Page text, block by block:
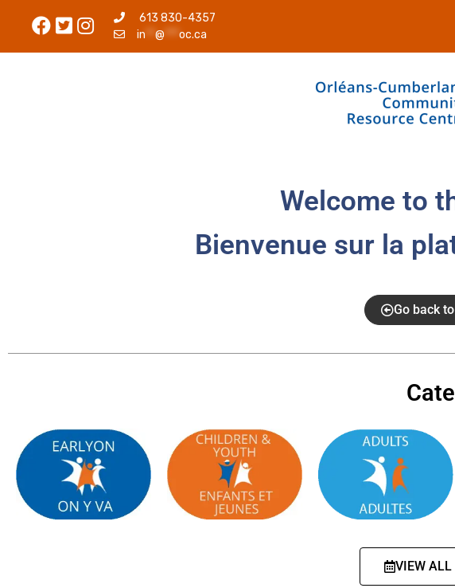
613 830-4357
in ** @ ***oc.ca
Welcome to
Bienvenue sur la
Go back
VIEW ALL